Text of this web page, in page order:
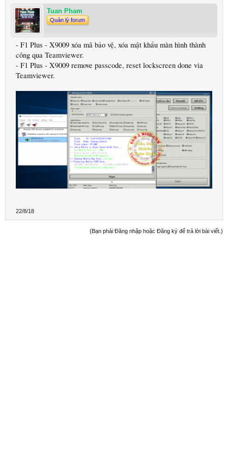
Tuan Pham
Quản lý forum
- F1 Plus - X9009 xóa mã bảo vệ, xóa mật khẩu màn hình thành
công qua Teamviewer.
- F1 Plus - X9009 remove passcode, reset lockscreen done via
Teamviewer.
22/8/18
(Bạn phải Đăng nhập hoặc Đăng ký để trả lời bài viết.)